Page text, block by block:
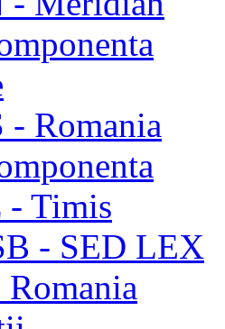
- Romania
- Timis
- SED LEX